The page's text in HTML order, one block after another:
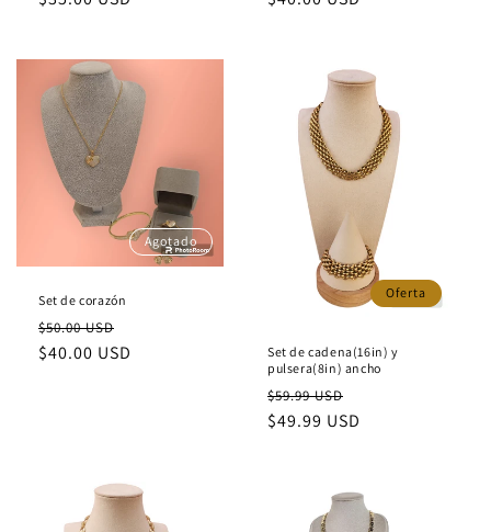
Agotado
Set de corazón
Precio
habitual
$50.00 USD
de
$40.00 USD
Oferta
Set de cadena(16in) y
pulsera(8in) ancho
Precio
habitual
$59.99 USD
de
$49.99 USD